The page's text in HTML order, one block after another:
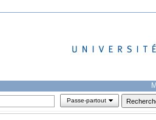
Passe-partout